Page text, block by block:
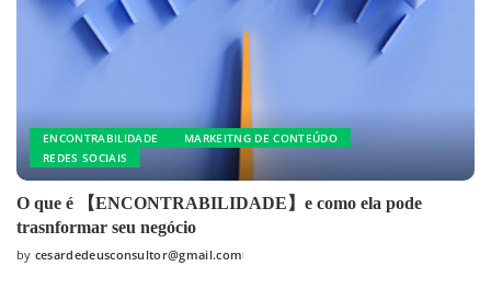
ENCONTRABILIDADE
MARKEITNG DE CONTEÚDO
REDES SOCIAIS
O que é 【ENCONTRABILIDADE】e como ela pode
trasnformar seu negócio
by cesardedeusconsultor@gmail.com